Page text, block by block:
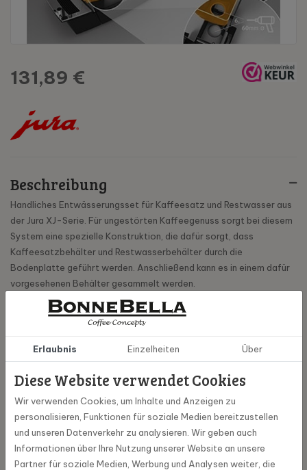
131,89 €
Beschreibung
Handliches Entwässerungsset für Kaffeesatz und Restwasser aus
der Jura XJ-Serie. Für ungestörten Kaffeegenuss sorgt bei diesem
System eine spezielle Konstruktion, die dafür sorgt, dass
Kaffeesatzbehälter und Restwasserbehälter durch die
Bodenplatte geführt werden. Anschließend kann es in einem dafür
vorgesehenen Behälter gesammelt werden.
Spezifikationen
Artikel Nummer 70603
Marke Jura
Erlaubnis Einzelheiten Über
Diese Website verwendet Cookies
Wir verwenden Cookies, um Inhalte und Anzeigen zu
personalisieren, Funktionen für soziale Medien bereitzustellen
und unseren Datenverkehr zu analysieren. Wir geben auch
Informationen über Ihre Nutzung unserer Website an unsere
Partner für soziale Medien, Werbung und Analysen weiter, die